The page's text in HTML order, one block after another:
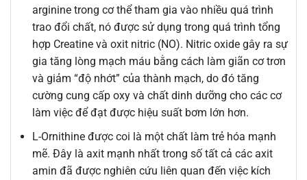
arginine trong cơ thể tham gia vào nhiều quá trình
trao đổi chất, nó được sử dụng trong quá trình tổng
hợp Creatine và oxit nitric (NO). Nitric oxide gây ra sự
gia tăng lòng mạch máu bằng cách làm giãn cơ trơn
và giảm “độ nhớt” của thành mạch, do đó tăng
cường cung cấp oxy và chất dinh dưỡng cho các cơ
làm việc để đạt được hiệu suất bơm lớn hơn.
L-Ornithine được coi là một chất làm trẻ hóa mạnh
mẽ. Đây là axit mạnh nhất trong số tất cả các axit
amin đã được nghiên cứu liên quan đến việc kích